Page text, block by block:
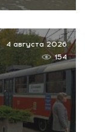
4 августа 2026
154